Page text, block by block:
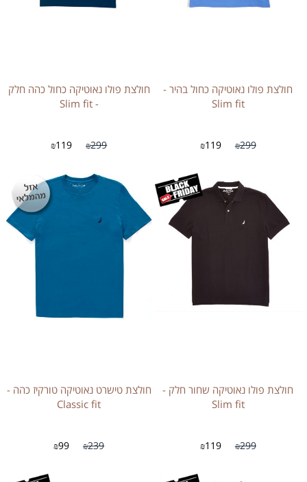
חולצת פולו נאוטיקה כחול בהיר -
Slim fit
₪299
₪119
חולצת פולו נאוטיקה כחול כהה חלק
- Slim fit
₪299
₪119
חולצת פולו נאוטיקה שחור חלק -
Slim fit
₪299
₪119
חולצת טישרט נאוטיקה טורקיז כהה -
Classic fit
₪239
₪99